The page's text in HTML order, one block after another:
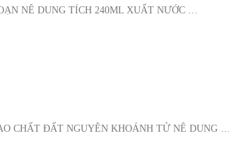
NÊ DUNG TÍCH 240ML XUẤT NƯỚC …
CHẤT ĐẤT NGUYÊN KHOÁNH TỬ NÊ DUNG …